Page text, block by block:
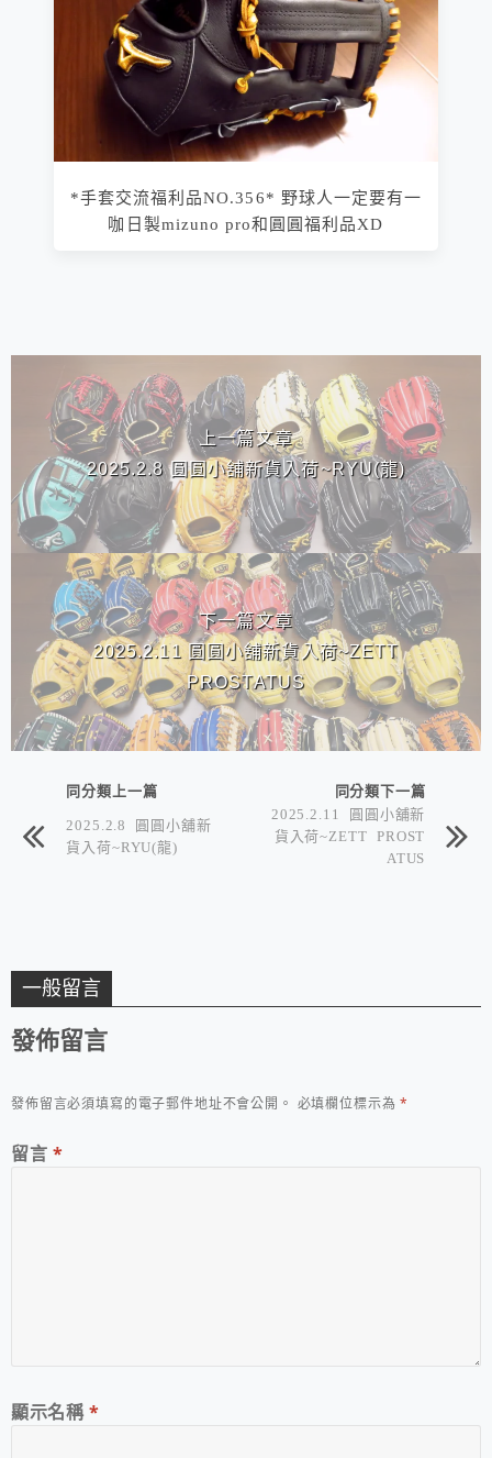
*手套交流福利品NO.356* 野球人一定要有一
咖日製mizuno pro和圓圓福利品XD
相連文章
上一篇文章
2025.2.8 圓圓小舖新貨入荷~RYU(龍)
下一篇文章
2025.2.11 圓圓小舖新貨入荷~ZETT
PROSTATUS
同分類上一篇
2025.2.8 圓圓小舖新
貨入荷~RYU(龍)
同分類下一篇
2025.2.11 圓圓小舖新
貨入荷~ZETT PROST
ATUS
一般留言
發佈留言
發佈留言必須填寫的電子郵件地址不會公開。 必填欄位標示為*
留言 *
顯示名稱*